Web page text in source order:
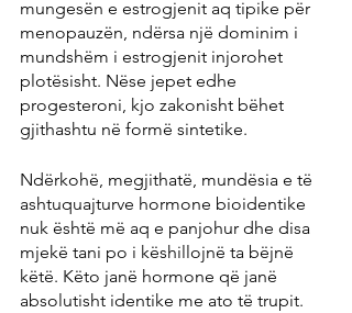
mungesën e estrogjenit aq tipike për
menopauzën, ndërsa një dominim i
mundshëm i estrogjenit injorohet
plotësisht. Nëse jepet edhe
progesteroni, kjo zakonisht bëhet
gjithashtu në formë sintetike.
Ndërkohë, megjithatë, mundësia e të
ashtuquajturve hormone bioidentike
nuk është më aq e panjohur dhe disa
mjekë tani po i këshillojnë ta bëjnë
këtë. Këto janë hormone që janë
absolutisht identike me ato të trupit.